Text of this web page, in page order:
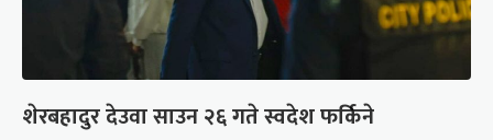
शेरबहादुर देउवा साउन २६ गते स्वदेश फर्किने